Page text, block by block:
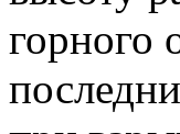
горного